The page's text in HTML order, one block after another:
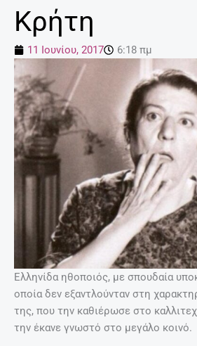
Κρήτη
11 Ιουνίου, 2017 6:18 πμ
Ελληνίδα ηθοποιός, με σπουδαία
οποία δεν εξαντλούνταν στη
της, που την καθιέρωσε στο
την έκανε γνωστό στο μεγάλο κοινό.